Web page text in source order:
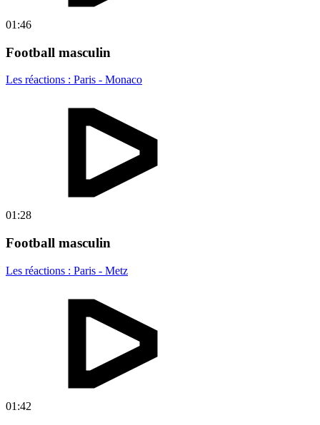
01:46
Football masculin
Les réactions : Paris - Monaco
01:28
Football masculin
Les réactions : Paris - Metz
01:42